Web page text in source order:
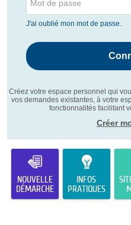
J'ai oublié mon mot de passe.
Créez votre espace personnel qui
vos demandes existantes, à votre
fonctionnalités facilitant
Créer
NOUVELLE
DÉMARCHE
INFOS
PRATIQUES